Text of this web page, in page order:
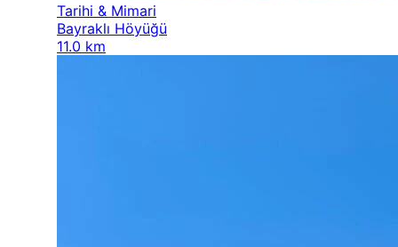
Tarihi & Mimari
Bayraklı Höyüğü
11.0 km